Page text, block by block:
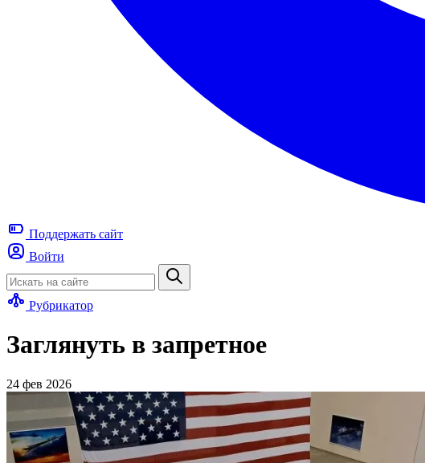
Поддержать сайт
Войти
Рубрикатор
Заглянуть в запретное
24 фев 2026